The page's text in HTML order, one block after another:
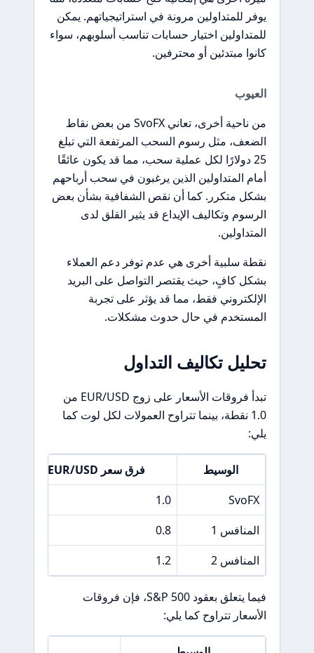
يوفر للمتداولين مرونة في استراتيجياتهم. يمكن
للمتداولين اختيار حسابات تناسب أسلوبهم، سواء
كانوا مبتدئين أو محترفين.
العيوب
من ناحية أخرى، تعاني SvoFX من بعض نقاط
الضعف، مثل رسوم السحب المرتفعة التي تبلغ
25 دولارًا لكل عملية سحب، مما قد يكون عائقًا
أمام المتداولين الذين يرغبون في سحب أرباحهم
بشكل متكرر. كما أن نقص الشفافية بشأن بعض
الرسوم وتكاليف الإيداع قد يثير القلق لدى
المتداولين.
نقطة سلبية أخرى هي عدم توفر دعم العملاء
بشكل كافٍ، حيث يقتصر التواصل على البريد
الإلكتروني فقط، مما قد يؤثر على تجربة
المستخدم في حال حدوث مشكلات.
تحليل تكاليف التداول
تبدأ فروقات الأسعار على زوج EUR/USD من
1.0 نقطة، بينما تتراوح العمولات لكل لوت كما
يلي:
الوسيط
فرق سعر EUR/USD
SvoFX
1.0
المنافس 1
0.8
المنافس 2
1.2
فيما يتعلق بعقود S&P 500، فإن فروقات
الأسعار تتراوح كما يلي: